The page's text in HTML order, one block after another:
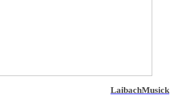
LaibachMusick